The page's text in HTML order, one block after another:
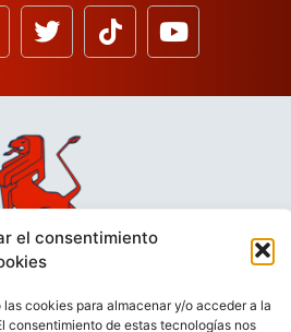
el consentimiento
cookies para almacenar y/o acceder a la
consentimiento de estas tecnologías nos